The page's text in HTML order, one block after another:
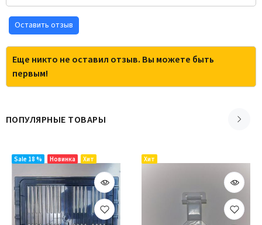
Оставить отзыв
Еще никто не оставил отзыв. Вы можете быть
первым!
ПОПУЛЯРНЫЕ ТОВАРЫ
Sale 18 % Новинка Хит Хит